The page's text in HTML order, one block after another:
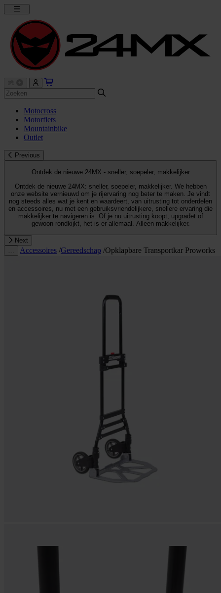
Motocross
Motorfiets
Mountainbike
Outlet
Previous
Ontdek de nieuwe 24MX - sneller, soepeler, makkelijker
Ontdek de nieuwe 24MX: sneller, soepeler, makkelijker. We hebben
onze website vernieuwd om je rijervaring nog beter te maken. Je vindt
nog steeds alles wat je kent en waardeert, van uitrusting tot onderdelen
en accessoires, nu met een gebruiksvriendelijkere, snellere ervaring die
makkelijker te navigeren is. Of je nu uitrusting koopt, upgradet of
gewoon rondkijkt, het is er allemaal. Alleen makkelijker.
Next
Accessoires /Gereedschap /Opklapbare Transportkar Proworks